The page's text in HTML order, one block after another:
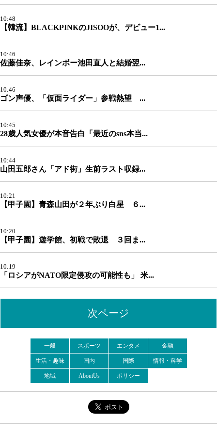
10:48
【韓流】BLACKPINKのJISOOが、デビュー1...
10:46
佐藤佳奈、レインボー池田直人と結婚翌...
10:46
ゴン声優、「仮面ライダー」参戦熱望 ...
10:45
28歳人気女優が本音告白「最近のsns本当...
10:44
山田五郎さん「アド街」生前ラスト収録...
10:21
【甲子園】青森山田が２年ぶり白星 ６...
10:20
【甲子園】遊学館、初戦で敗退 ３回ま...
10:19
「ロシアがNATO限定侵攻の可能性も」 米...
次ページ
一般 スポーツ エンタメ 金融
生活・趣味 国内 国際 情報・科学
地域 AboutUs ポリシー